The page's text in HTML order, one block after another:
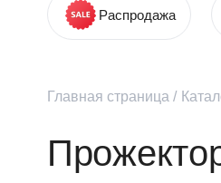
Распродажа
Главная страница /